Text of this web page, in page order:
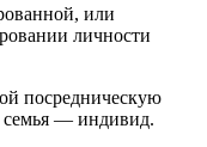
или
личности
посредническую
— индивид.